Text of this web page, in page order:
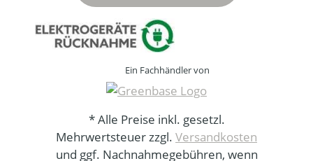
Ein Fachhändler von
* Alle Preise inkl. gesetzl.
Mehrwertsteuer zzgl. Versandkosten
und ggf. Nachnahmegebühren, wenn